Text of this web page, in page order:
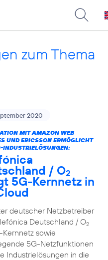
zum Thema
2020
MIT AMAZON WEB
UND ERICSSON ERMÖGLICHT
INDUSTRIELÖSUNGEN:
/ O2
5G-Kernnetz in
deutscher Netzbetreiber
Deutschland / O2
Kernnetz sowie
5G-Netzfunktionen
Industrielösungen in die